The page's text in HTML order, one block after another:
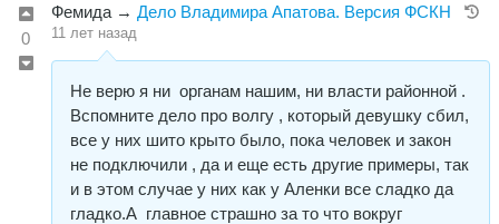
0
Фемида → Дело Владимира Апатова. Версия ФСКН
11 лет назад
Не верю я ни органам нашим, ни власти районной .
Вспомните дело про волгу , который девушку сбил,
все у них шито крыто было, пока человек и закон
не подключили , да и еще есть другие примеры, так
и в этом случае у них как у Аленки все сладко да
гладко.А главное страшно за то что вокруг